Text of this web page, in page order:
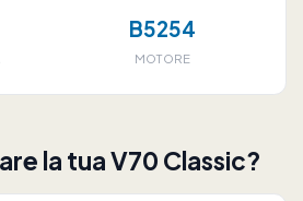
B5254
MOTORE
la tua V70 Classic?